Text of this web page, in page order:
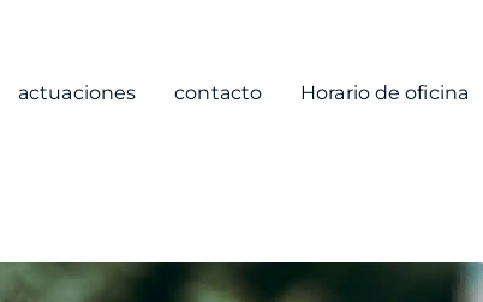
actuaciones contacto Horario de oficina